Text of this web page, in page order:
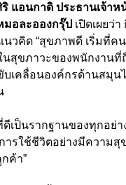
แอนกาดิ ประธานเจ้าห
อละอองกรุ๊ป เปิดเผยว่
วคิด “สุขภาพดี เริ่มที่คน
นสุขภาวะของพนักงานที่
บเคลื่อนองค์กรด้านสมุน
ดีเป็นรากฐานของทุกอย่า
ารใช้ชีวิตอย่างมีความสุ
ค้า”